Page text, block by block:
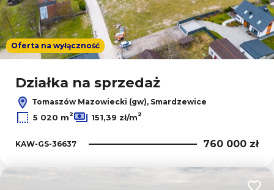
Oferta na wyłączność
Działka na sprzedaż
Tomaszów Mazowiecki (gw), Smardzewice
5 020 m2 151,39 zł/m2
KAW-GS-36637 760 000 zł